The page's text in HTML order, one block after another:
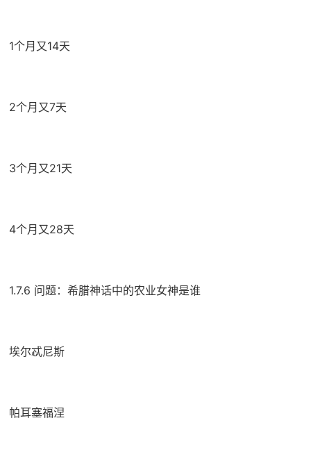
1个月又14天
2个月又7天
3个月又21天
4个月又28天
1.7.6 问题：希腊神话中的农业女神是谁
埃尔忒尼斯
帕耳塞福涅